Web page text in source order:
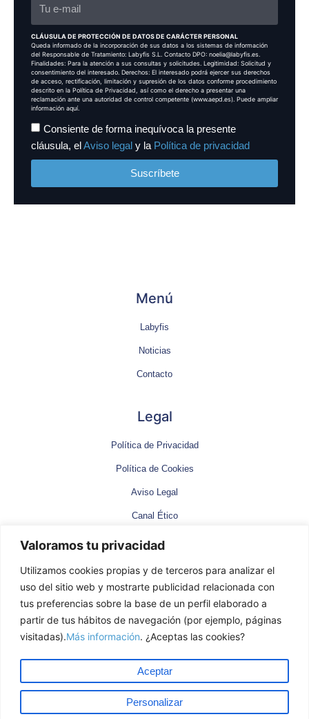
Valoramos tu privacidad
Utilizamos cookies propias y de terceros para analizar el
uso del sitio web y mostrarte publicidad relacionada con
tus preferencias sobre la base de un perfil elaborado a
partir de tus hábitos de navegación (por ejemplo, páginas
visitadas).Más información. ¿Aceptas las cookies?
Personalizar
Aceptar
CLÁUSULA DE PROTECCIÓN DE DATOS DE CARÁCTER PERSONAL
Queda informado de la incorporación de sus datos a los sistemas de información
del Responsable de Tratamiento: Labyfis S.L. Contacto DPO: noelia@labyfis.es.
Finalidades: Para la atención a sus consultas y solicitudes. Legitimidad: Solicitud y
consentimiento del interesado. Derechos: El interesado podrá ejercer sus derechos
de acceso, rectificación, limitación y supresión de los datos conforme procedimiento
descrito en la Política de Privacidad, así como el derecho a presentar una
reclamación ante una autoridad de control competente (www.aepd.es). Puede ampliar
información aquí.
Consiente de forma inequívoca la presente
cláusula, elAviso legal y la Política de privacidad
Suscríbete
Menú
Labyfis
Noticias
Contacto
Legal
Política de Privacidad
Política de Cookies
Aviso Legal
Canal Ético
C/ Nueve de Mayo, 2. 33002 Oviedo
985 207 755
info@labyfis.es